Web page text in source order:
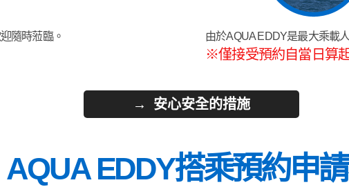
隨時蒞臨。 由於AQUA EDDY是最大乘載
※僅接受預約自當日算
安心安全的措施
AQUA EDDY搭乘預約申